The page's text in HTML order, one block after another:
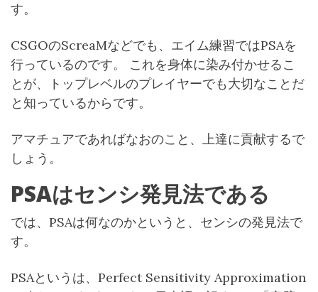
す。
CSGOのScreaMなどでも、エイム練習ではPSAを
行っているのです。 これを身体に染み付かせるこ
とが、トップレベルのプレイヤーでも大切なことだ
と知っているからです。
アマチュアであればなおのこと、上達に貢献するで
しょう。
PSAはセンシ発見法である
では、PSAは何なのかというと、センシの発見法で
す。
PSAというは、Perfect Sensitivity Approximation